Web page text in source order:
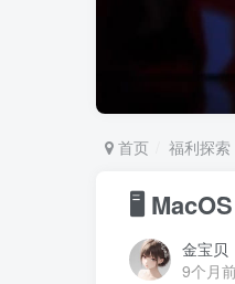
首页 福利探索
🖥️
金宝贝
9个月